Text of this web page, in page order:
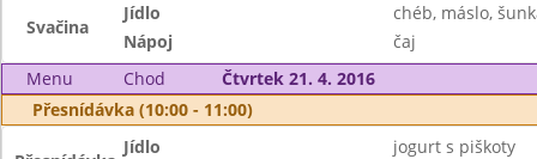
Svačina
Jídlo
chéb, máslo,
Nápoj
čaj
Menu
Chod
Čtvrtek 21. 4. 2016
Přesnídávka (10:00 - 11:00)
Jídlo
jogurt s piškoty